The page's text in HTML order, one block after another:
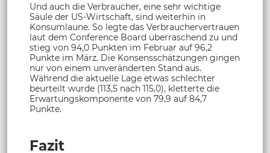
Und auch die Verbraucher, eine sehr wichtige
Säule der US-Wirtschaft, sind weiterhin in
Konsumlaune. So legte das Verbrauchervertrauen
laut dem Conference Board überraschend zu und
stieg von 94,0 Punkten im Februar auf 96,2
Punkte im März. Die Konsensschätzungen gingen
nur von einem unveränderten Stand aus.
Während die aktuelle Lage etwas schlechter
beurteilt wurde (113,5 nach 115,0), kletterte die
Erwartungskomponente von 79,9 auf 84,7
Punkte.
Fazit